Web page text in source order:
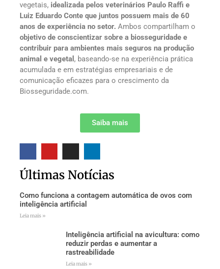
vegetais, idealizada pelos veterinários Paulo Raffi e
Luiz Eduardo Conte que juntos possuem mais de 60
anos de experiência no setor. Ambos compartilham o
objetivo de conscientizar sobre a biosseguridade e
contribuir para ambientes mais seguros na produção
animal e vegetal , baseando-se na experiência prática
acumulada e em estratégias empresariais e de
comunicação eficazes para o crescimento da
Biosseguridade.com.
Saiba mais
Últimas Notícias
Como funciona a contagem automática de ovos com
inteligência artificial
Leia mais »
Inteligência artificial na avicultura: como
reduzir perdas e aumentar a
rastreabilidade
Leia mais »